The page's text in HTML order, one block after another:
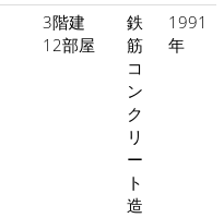
3階建
12部屋
鉄
筋
コ
ン
ク
リ
ー
ト
造
1991
年